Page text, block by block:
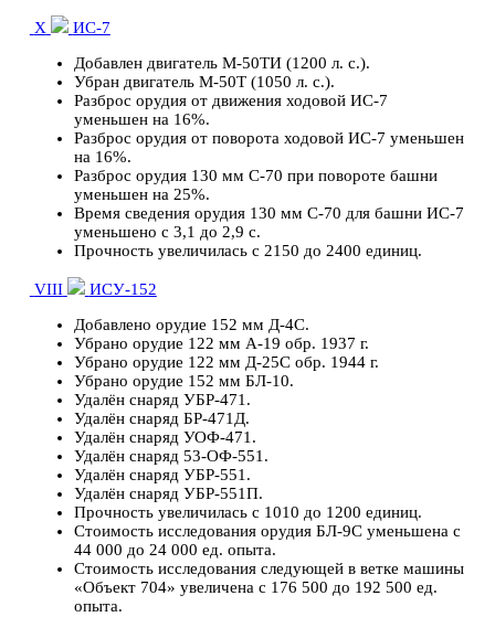
X
ИС-7
Добавлен двигатель М-50ТИ (1200 л. с.).
Убран двигатель М-50Т (1050 л. с.).
Разброс орудия от движения ходовой ИС-7
уменьшен на 16%.
Разброс орудия от поворота ходовой ИС-7 уменьшен
на 16%.
Разброс орудия 130 мм С-70 при повороте башни
уменьшен на 25%.
Время сведения орудия 130 мм С-70 для башни ИС-7
уменьшено с 3,1 до 2,9 с.
Прочность увеличилась с 2150 до 2400 единиц.
VIII
ИСУ-152
Добавлено орудие 152 мм Д-4С.
Убрано орудие 122 мм А-19 обр. 1937 г.
Убрано орудие 122 мм Д-25С обр. 1944 г.
Убрано орудие 152 мм БЛ-10.
Удалён снаряд УБР-471.
Удалён снаряд БР-471Д.
Удалён снаряд УОФ-471.
Удалён снаряд 53-ОФ-551.
Удалён снаряд УБР-551.
Удалён снаряд УБР-551П.
Прочность увеличилась с 1010 до 1200 единиц.
Стоимость исследования орудия БЛ-9С уменьшена с
44 000 до 24 000 ед. опыта.
Стоимость исследования следующей в ветке машины
«Объект 704» увеличена с 176 500 до 192 500 ед.
опыта.